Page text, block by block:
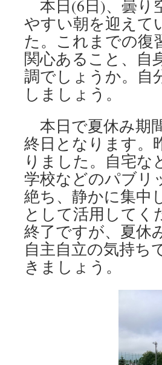
は、
夏
か
ら
秋
へ”
は
本日(6日)、曇り
やすい朝を迎えて
た。これまでの復
関心あること、自
調でしょうか。自
しましょう。
本日で夏休み期
終日となります。
りました。自宅な
学校などのパブリ
絶ち、静かに集中
として活用してく
終了ですが、夏休
自主自立の気持ち
きましょう。